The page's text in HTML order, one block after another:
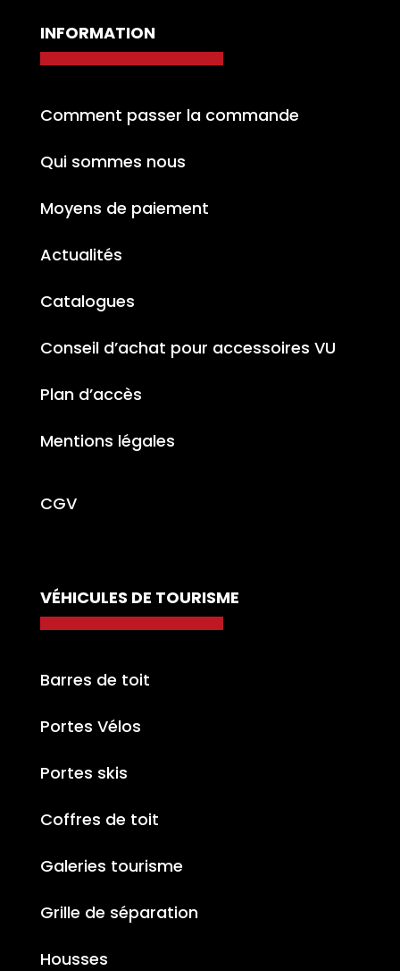
INFORMATION
Comment passer la commande
Qui sommes nous
Moyens de paiement
Actualités
Catalogues
Conseil d’achat pour accessoires VU
Plan d’accès
Mentions légales
CGV
VÉHICULES DE TOURISME
Barres de toit
Portes Vélos
Portes skis
Coffres de toit
Galeries tourisme
Grille de séparation
Housses